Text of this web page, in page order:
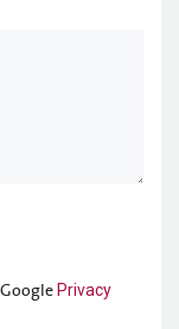
Privacy